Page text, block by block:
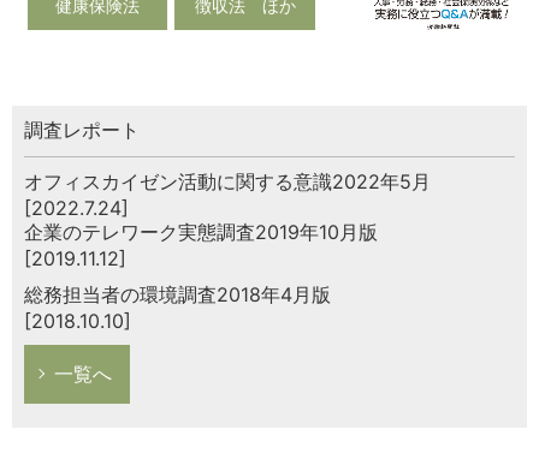
健康保険法 徴収法 ほか
調査レポート
オフィスカイゼン活動に関する意識2022年5月
[2022.7.24]
企業のテレワーク実態調査2019年10月版
[2019.11.12]
総務担当者の環境調査2018年4月版
[2018.10.10]
一覧へ